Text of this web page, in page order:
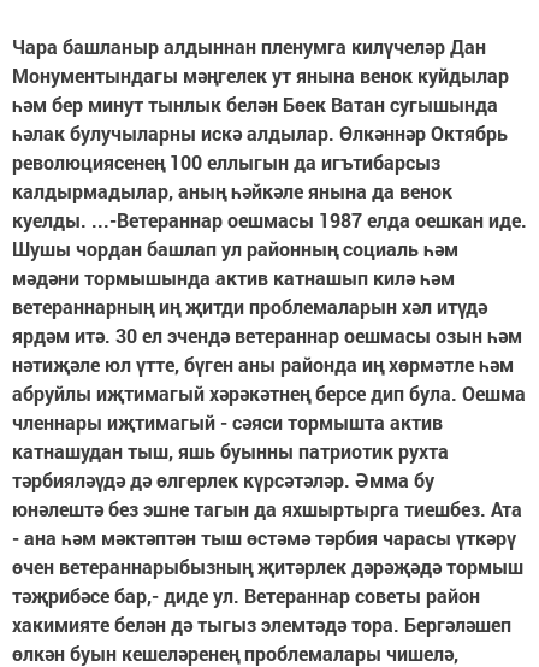
Чара башланыр алдыннан пленумга килүчеләр Дан
Монументындагы мәңгелек ут янына венок куйдылар
һәм бер минут тынлык белән Бөек Ватан сугышында
һәлак булучыларны искә алдылар. Өлкәннәр Октябрь
революциясенең 100 еллыгын да игътибарсыз
калдырмадылар, аның һәйкәле янына да венок
куелды. ...-Ветераннар оешмасы 1987 елда оешкан иде.
Шушы чордан башлап ул районның социаль һәм
мәдәни тормышында актив катнашып килә һәм
ветераннарның иң җитди проблемаларын хәл итүдә
ярдәм итә. 30 ел эчендә ветераннар оешмасы озын һәм
нәтиҗәле юл үтте, бүген аны районда иң хөрмәтле һәм
абруйлы иҗтимагый хәрәкәтнең берсе дип була. Оешма
членнары иҗтимагый - сәяси тормышта актив
катнашудан тыш, яшь буынны патриотик рухта
тәрбияләүдә дә өлгерлек күрсәтәләр. Әмма бу
юнәлештә без эшне тагын да яхшыртырга тиешбез. Ата
- ана һәм мәктәптән тыш өстәмә тәрбия чарасы үткәрү
өчен ветераннарыбызның җитәрлек дәрәҗәдә тормыш
тәҗрибәсе бар,- диде ул. Ветераннар советы район
хакимияте белән дә тыгыз элемтәдә тора. Бергәләшеп
өлкән буын кешеләренең проблемалары чишелә,